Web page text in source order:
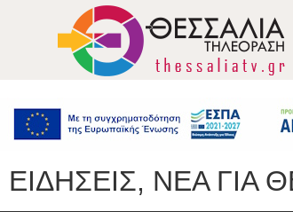
ΕΙΔΗΣΕΙΣ, ΝΕΑ ΓΙΑ